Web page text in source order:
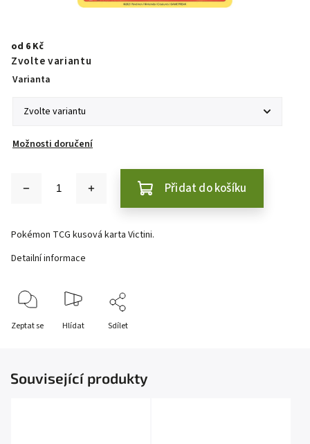
od 6 Kč
Zvolte variantu
Varianta
Možnosti doručení
Přidat do košíku
Pokémon TCG kusová karta Victini.
Detailní informace
Zeptat se Hlídat Sdílet
Související produkty